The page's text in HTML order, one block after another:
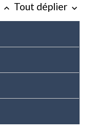
keyboard_arrow_up Tout déplier keyboard_arrow_down